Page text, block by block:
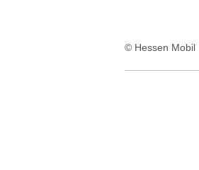
© Hessen Mobil